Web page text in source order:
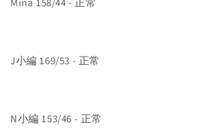
J小編 169/53 - 正常
N小編 153/46 - 正常